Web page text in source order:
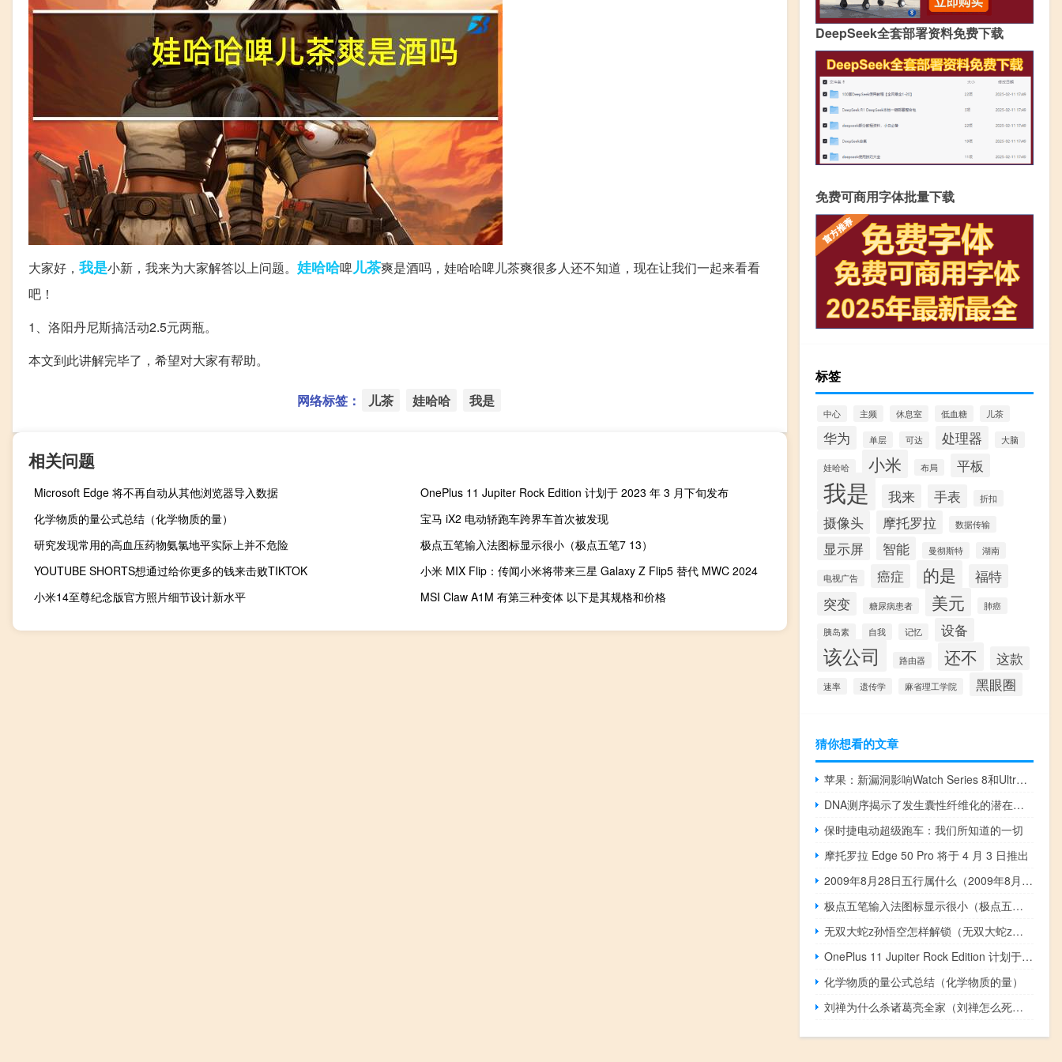
大家好， 我是小新，我来为大家解答以上问题。 娃哈哈啤儿茶爽是酒吗，娃哈哈啤儿茶爽很多人还不知道，现在让我们一起来看看
吧！
1、洛阳丹尼斯搞活动2.5元两瓶。
本文到此讲解完毕了，希望对大家有帮助。
网络标签： 儿茶 娃哈哈 我是
相关问题
Microsoft Edge 将不再自动从其他浏览器导入数据
OnePlus 11 Jupiter Rock Edition 计划于 2023 年 3 月下旬发布
化学物质的量公式总结（化学物质的量）
宝马 iX2 电动轿跑车跨界车首次被发现
研究发现常用的高血压药物氨氯地平实际上并不危险
极点五笔输入法图标显示很小（极点五笔7 13）
YOUTUBE SHORTS想通过给你更多的钱来击败TIKTOK
小米 MIX Flip：传闻小米将带来三星 Galaxy Z Flip5 替代 MWC 2024
小米14至尊纪念版官方照片细节设计新水平
MSI Claw A1M 有第三种变体 以下是其规格和价格
DeepSeek全套部署资料免费下载
免费可商用字体批量下载
标签
中心 主频 休息室 低血糖 儿茶
华为 单层 可达 处理器 大脑
娃哈哈 小米 布局 平板
我是 我来 手表 折扣
摄像头 摩托罗拉 数据传输
显示屏 智能 曼彻斯特 湖南
电视广告 癌症 的是
福特
突变
糖尿病患者 美元 肺癌
胰岛素 自我 记忆 设备
该公司 路由器 还不 这款
速率 遗传学 麻省理工学院 黑眼圈
猜你想看的文章
苹果：新漏洞影响Watch Series 8和Ultra型号的麦克风
DNA测序揭示了发生囊性纤维化的潜在风险
保时捷电动超级跑车：我们所知道的一切
摩托罗拉 Edge 50 Pro 将于 4 月 3 日推出
2009年8月28日五行属什么（2009年8月28日）
极点五笔输入法图标显示很小（极点五笔7 13）
无双大蛇z孙悟空怎样解锁（无双大蛇z孙悟空mod）
OnePlus 11 Jupiter Rock Edition 计划于 2023 年 3 月下旬发布
化学物质的量公式总结（化学物质的量）
刘禅为什么杀诸葛亮全家（刘禅怎么死的）